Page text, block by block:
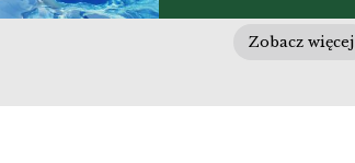
Zobacz więcej